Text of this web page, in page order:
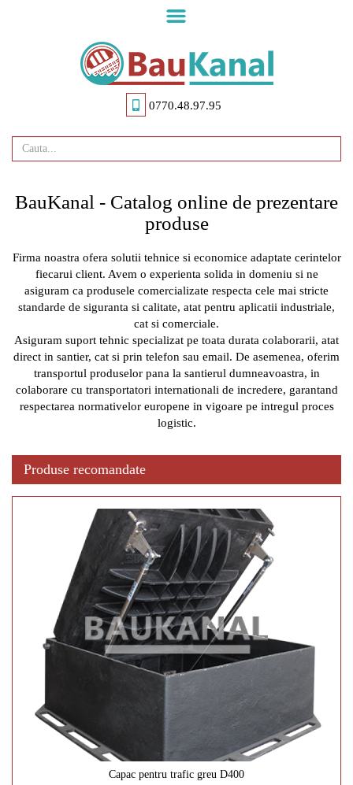
0770.48.97.95
BauKanal - Catalog online de prezentare
produse
Firma noastra ofera solutii tehnice si economice adaptate cerintelor
fiecarui client. Avem o experienta solida in domeniu si ne
asiguram ca produsele comercializate respecta cele mai stricte
standarde de siguranta si calitate, atat pentru aplicatii industriale,
cat si comerciale.
Asiguram suport tehnic specializat pe toata durata colaborarii, atat
direct in santier, cat si prin telefon sau email. De asemenea, oferim
transportul produselor pana la santierul dumneavoastra, in
colaborare cu transportatori internationali de incredere, garantand
respectarea normativelor europene in vigoare pe intregul proces
logistic.
Produse recomandate
Capac pentru trafic greu D400